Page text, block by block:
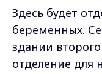
Здесь будет
беременных.
здании
отделение для